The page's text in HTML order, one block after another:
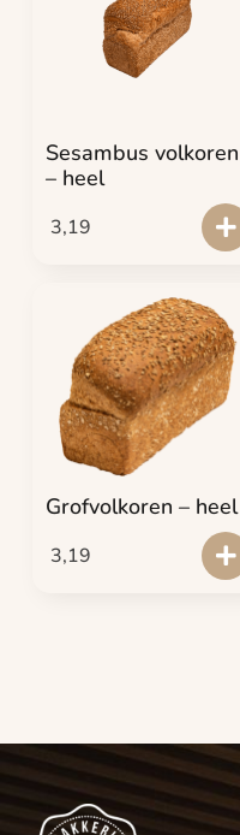
Sesambus volkoren
– heel
3,19
Grofvolkoren – heel
3,19